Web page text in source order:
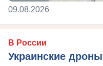
09.08.2026
В России
Украинские